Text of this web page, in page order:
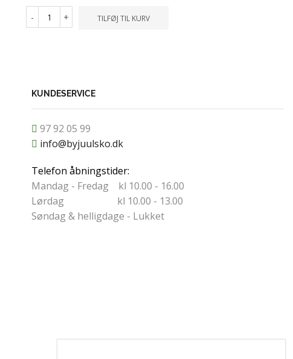
- + TILFØJ TIL KURV
KUNDESERVICE
97 92 05 99
info@byjuulsko.dk
Telefon åbningstider:
Mandag - Fredag kl 10.00 - 16.00
Lørdag kl 10.00 - 13.00
Søndag & helligdage - Lukket